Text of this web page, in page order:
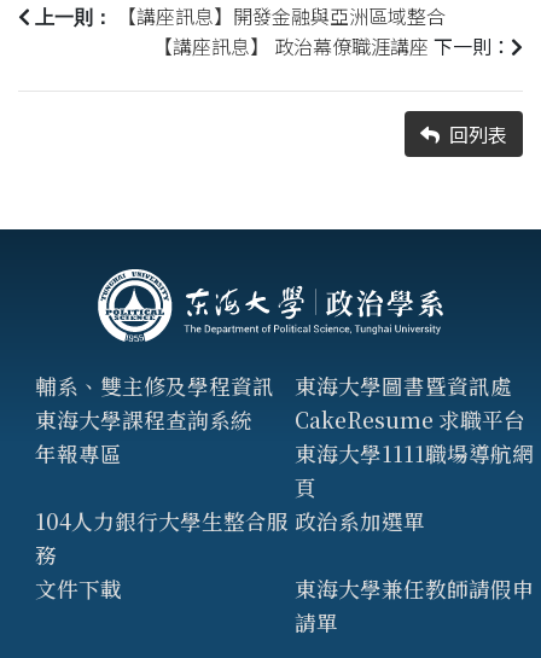
上一則：
【講座訊息】開發金融與亞洲區域整合
【講座訊息】 政治幕僚職涯講座 下一則：
回列表
輔系、雙主修及學程資訊
東海大學圖書暨資訊處
東海大學課程查詢系統
CakeResume 求職平台
年報專區
東海大學1111職場導航網
頁
104人力銀行大學生整合服
務
政治系加選單
文件下載
東海大學兼任教師請假申
請單